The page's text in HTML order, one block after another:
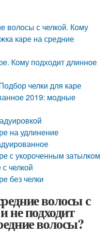
волосы с челкой. Кому
каре на средние
Кому подходит длинное
челки для каре
2019: модные
на удлинение
с укороченным затылком
челкой
без челки
волосы с
не подходит
волосы?